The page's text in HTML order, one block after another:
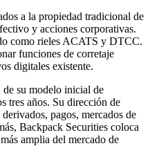
a la propiedad tradicional de
y acciones corporativas.
como rieles ACATS y DTCC.
funciones de corretaje
digitales existente.
de su modelo inicial de
tres años. Su dirección de
pagos, mercados de
Backpack Securities coloca
amplia del mercado de